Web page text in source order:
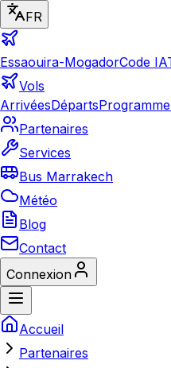
FR
Essaouira-MogadorCode
Vols
ArrivéesDéparts
Partenaires
Services
Bus Marrakech
Météo
Blog
Contact
Connexion
Accueil
Partenaires